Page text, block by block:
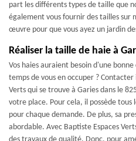
part les différents types de taille que
également vous fournir des tailles sur
œuvre pour que vous ayez un jardin
Réaliser la taille de haie à
Vos haies auraient besoin d'une
temps de vous en occuper ?
Verts qui se trouve à Garies dans le
votre place. Pour cela, il possède tous
pour chaque demande. De plus, sa
abordable. Avec Baptiste Espaces